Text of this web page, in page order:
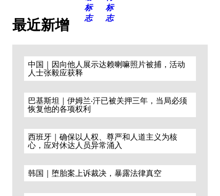
最近新增
中国｜因向他人展示达赖喇嘛照片被捕，活动
人士张毅应获释
巴基斯坦｜伊姆兰·汗已被关押三年，当局必须
恢复他的各项权利
西班牙｜确保以人权、尊严和人道主义为核
心，应对休达人员异常涌入
韩国｜堕胎案上诉裁决，暴露法律真空